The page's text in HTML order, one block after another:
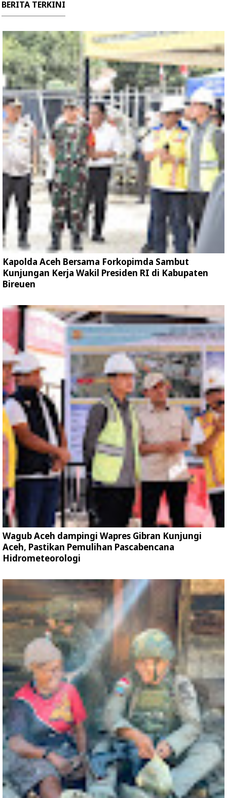
BERITA TERKINI
Kapolda Aceh Bersama Forkopimda Sambut
Kunjungan Kerja Wakil Presiden RI di Kabupaten
Bireuen
Wagub Aceh dampingi Wapres Gibran Kunjungi
Aceh, Pastikan Pemulihan Pascabencana
Hidrometeorologi